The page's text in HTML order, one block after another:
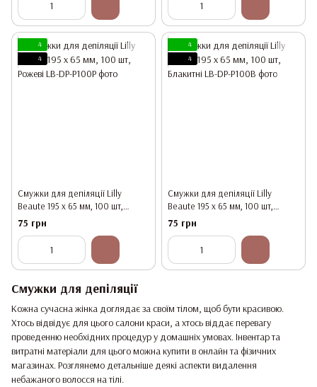
4
4
Смужки для депіляції Lilly
Beaute 195 x 65 мм, 100 шт,
Рожеві
75 грн
4
4
Смужки для депіляції Lilly
Beaute 195 x 65 мм, 100 шт,
Блакитні
75 грн
Смужки для депіляції
Кожна сучасна жінка доглядає за своїм тілом, щоб бути красивою.
Хтось відвідує для цього салони краси, а хтось віддає перевагу
проведенню необхідних процедур у домашніх умовах. Інвентар та
витратні матеріали для цього можна купити в онлайн та фізичних
магазинах. Розглянемо детальніше деякі аспекти видалення
небажаного волосся на тілі.